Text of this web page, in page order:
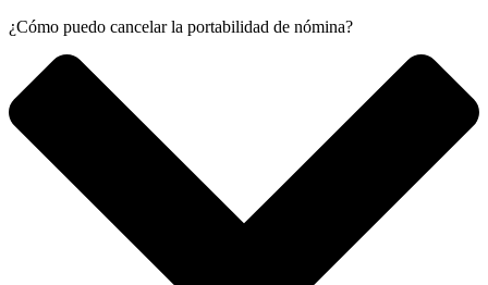
¿Cómo puedo cancelar la portabilidad de nómina?